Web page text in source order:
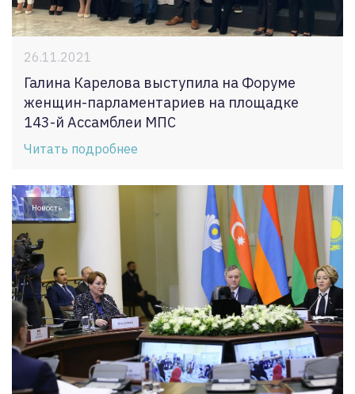
26.11.2021
Галина Карелова выступила на Форуме
женщин-парламентариев на площадке
143-й Ассамблеи МПС
Читать подробнее
Новость